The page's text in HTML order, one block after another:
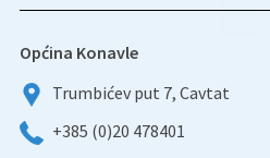
Općina Konavle
Trumbićev put 7, Cavtat
+385 (0)20 478401